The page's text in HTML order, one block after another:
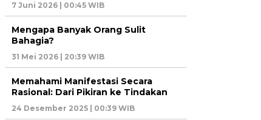
7 Juni 2026 | 00:45 WIB
Mengapa Banyak Orang Sulit
Bahagia?
31 Mei 2026 | 20:39 WIB
Memahami Manifestasi Secara
Rasional: Dari Pikiran ke Tindakan
24 Desember 2025 | 00:39 WIB